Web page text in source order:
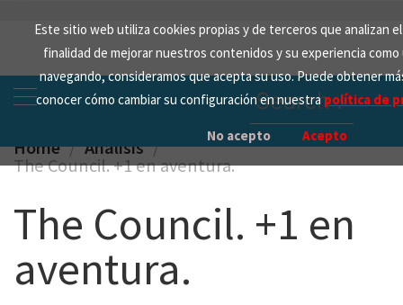
Este sitio web utiliza cookies propias y de terceros que analizan
finalidad de mejorar nuestros contenidos y su experiencia como
navegando, consideramos que acepta su uso. Puede obtener
conocer cómo cambiar su configuración en nuestrapolítica de
No acepto Acepto
content
Search
for:
Home Analisis
The Council. +1 en aventura.
The Council. +1 en
aventura.